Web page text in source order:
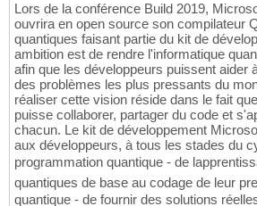
Lors de la conférence Build 2019,
ouvrira en open source son compilateur
quantiques faisant partie du kit de
ambition est de rendre l'informatique
afin que les développeurs puissent aider
des problèmes les plus pressants du
réaliser cette vision réside dans le fait
puisse collaborer, partager du code et
chacun. Le kit de développement
aux développeurs, à tous les stades du
programmation quantique - de
quantiques de base au codage de leur
quantique - de fournir des solutions